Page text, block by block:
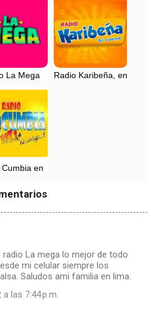
La Mega
Radio Karibeña, en
Cumbia en
radio La mega lo mejor de todo
mi celular siempre los
Saludos ami familia en lima.
las 7:44 p.m.